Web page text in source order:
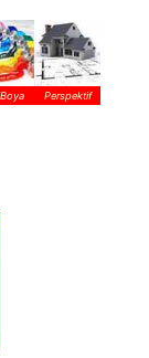
Perspektif